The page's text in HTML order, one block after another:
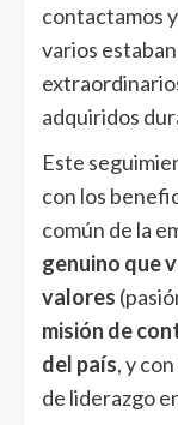
contactamos
varios
adquiridos
Este
con los
común de la
genuino que
valores
misión de
del país, y
de liderazgo